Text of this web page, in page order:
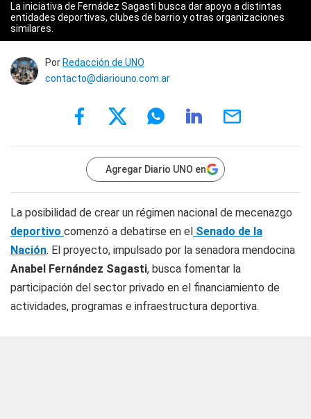
La iniciativa de Fernádez Sagasti busca dar apoyo a distintas
entidades deportivas, clubes de barrio y otras organizaciones
similares.
Por Redacción de UNO
contacto@diariouno.com.ar
Agregar Diario UNO en
La posibilidad de crear un régimen nacional de mecenazgo
deportivo comenzó a debatirse en el Senado de la
Nación. El proyecto, impulsado por la senadora mendocina
Anabel Fernández Sagasti, busca fomentar la
participación del sector privado en el financiamiento de
actividades, programas e infraestructura deportiva.